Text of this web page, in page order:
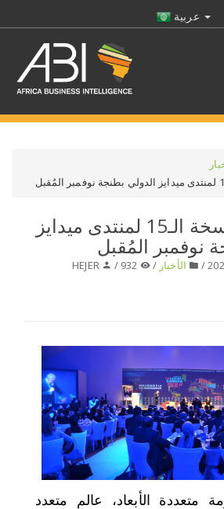
اختر بلدا/بلدان
المغرب: النسخة الـ15 لمنتدى ميدايز
نوفمبر المُقبل
الأخبار /
HEJER
متعددة الأبعاد، عالم متعدد